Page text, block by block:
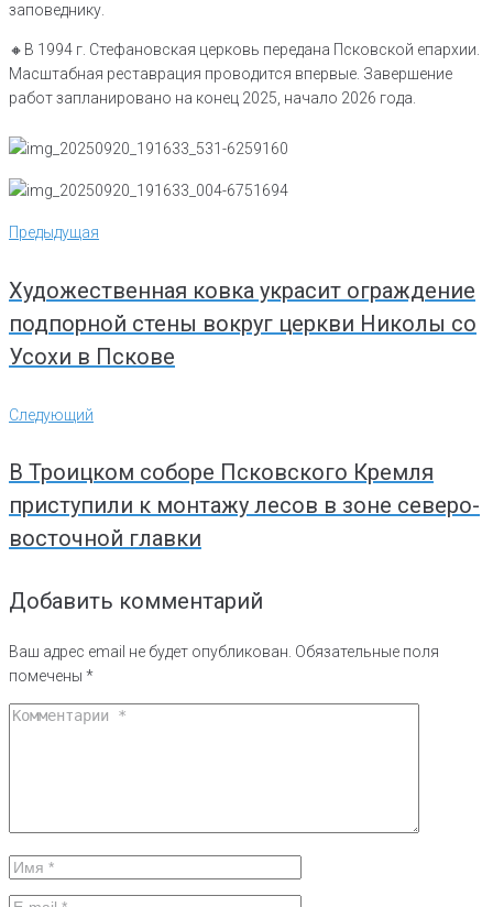
заповеднику.
🔸️В 1994 г. Стефановская церковь передана Псковской епархии.
Масштабная реставрация проводится впервые. Завершение
работ запланировано на конец 2025, начало 2026 года.
Навигация
по
Предыдущая
Предыдущая
Художественная ковка украсит ограждение
подпорной стены вокруг церкви Николы со
Усохи в Пскове
Следующий
Следующий
В Троицком соборе Псковского Кремля
приступили к монтажу лесов в зоне северо-
восточной главки
Добавить комментарий
Ваш адрес email не будет опубликован. Обязательные поля
помечены *